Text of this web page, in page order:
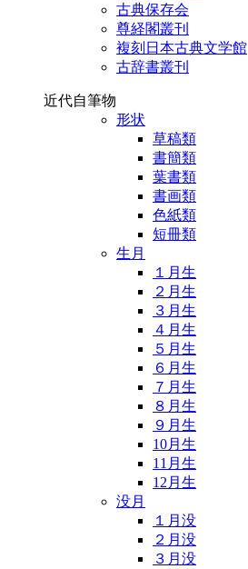
古典保存会
尊経閣叢刊
複刻日本古典文学館
古辞書叢刊
近代自筆物
形状
草稿類
書簡類
葉書類
書画類
色紙類
短冊類
生月
１月生
２月生
３月生
４月生
５月生
６月生
７月生
８月生
９月生
10月生
11月生
12月生
没月
１月没
２月没
３月没